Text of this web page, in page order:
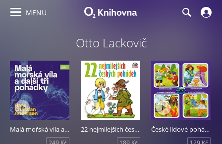
MENU
Otto Lackovič
Malá mořská víla a další tři pohádky 22 nejmilejších českých pohádek České lidové pohádky 4